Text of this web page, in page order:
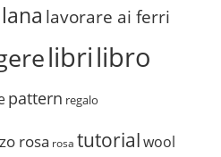
lana lavorare ai ferri
librilibro
pattern regalo
rosa rosa tutorial wool